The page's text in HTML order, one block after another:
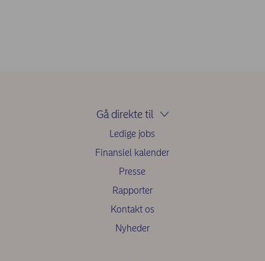
Gå direkte til
Ledige jobs
Finansiel kalender
Presse
Rapporter
Kontakt os
Nyheder